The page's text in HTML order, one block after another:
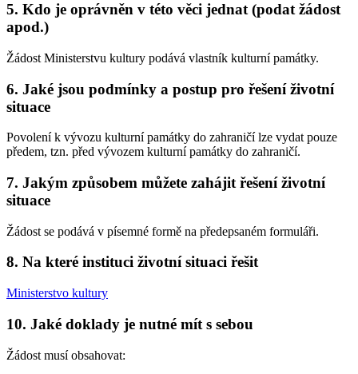
5. Kdo je oprávněn v této věci jednat (podat žádost
apod.)
Žádost Ministerstvu kultury podává vlastník kulturní památky.
6. Jaké jsou podmínky a postup pro řešení životní
situace
Povolení k vývozu kulturní památky do zahraničí lze vydat pouze
předem, tzn. před vývozem kulturní památky do zahraničí.
7. Jakým způsobem můžete zahájit řešení životní
situace
Žádost se podává v písemné formě na předepsaném formuláři.
8. Na které instituci životní situaci řešit
Ministerstvo kultury
10. Jaké doklady je nutné mít s sebou
Žádost musí obsahovat: